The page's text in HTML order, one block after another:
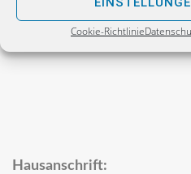
Cookie-Richtlinie
Postfach 30 06 17
02811 Görlitz
Hausanschrift: